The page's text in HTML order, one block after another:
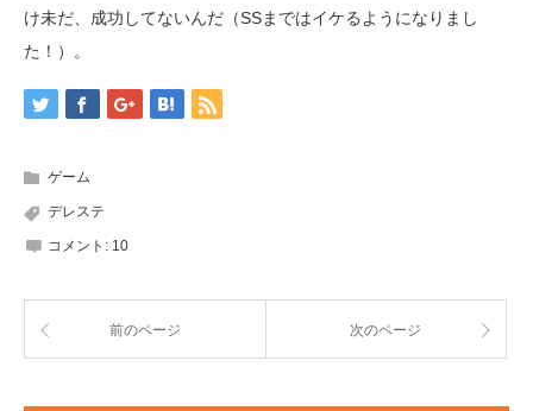
け未だ、成功してないんだ（SSまではイケるようになりまし
た！）。
ゲーム
デレステ
コメント: 10
前のページ 次のページ